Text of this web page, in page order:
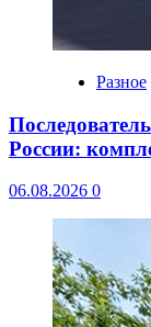
Разное
России:
06.08.2026 0